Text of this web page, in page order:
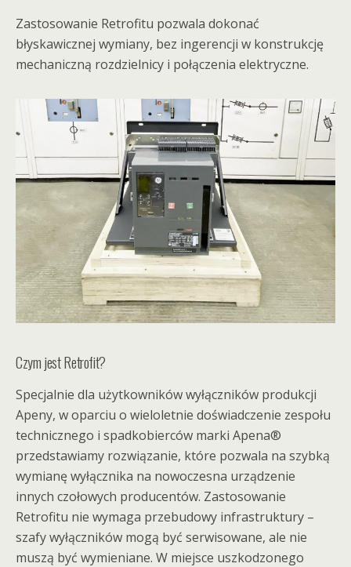
Zastosowanie Retrofitu pozwala dokonać
błyskawicznej wymiany, bez ingerencji w konstrukcję
mechaniczną rozdzielnicy i połączenia elektryczne.
Czym jest Retrofit?
Specjalnie dla użytkowników wyłączników produkcji
Apeny, w oparciu o wieloletnie doświadczenie zespołu
technicznego i spadkobierców marki Apena®
przedstawiamy rozwiązanie, które pozwala na szybką
wymianę wyłącznika na nowoczesna urządzenie
innych czołowych producentów. Zastosowanie
Retrofitu nie wymaga przebudowy infrastruktury –
szafy wyłączników mogą być serwisowane, ale nie
muszą być wymieniane. W miejsce uszkodzonego